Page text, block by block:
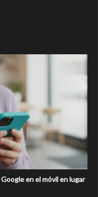
en el móvil en lugar